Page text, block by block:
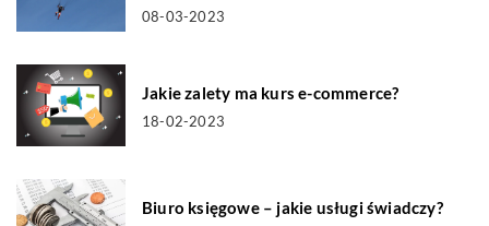
08-03-2023
Jakie zalety ma kurs e-commerce?
18-02-2023
Biuro księgowe – jakie usługi świadczy?